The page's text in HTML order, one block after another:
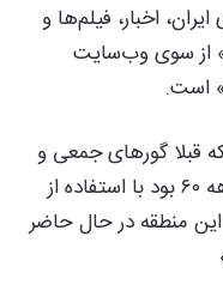
اخبار، فیلم‌ها و
از سوی وب‌سایت
است.
قبلا گورهای جمعی و
تکی زندانیان سیاسی اعدام شده در دهه ۶۰ بود با استفاده از
منطقه در حال حاضر